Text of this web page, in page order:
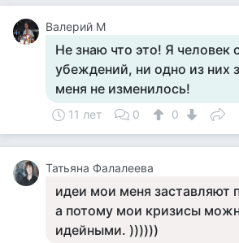
Валерий М
Не знаю что это! Я человек
убеждений, ни одно из них
меня не изменилось!
11 лет 0 0
Татьяна Фалалеева
идеи мои меня заставляют
а потому мои кризисы
идейными. ))))))